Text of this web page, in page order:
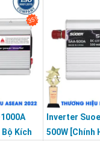
35%
Bộ Kích
Inverter
500W [Chính